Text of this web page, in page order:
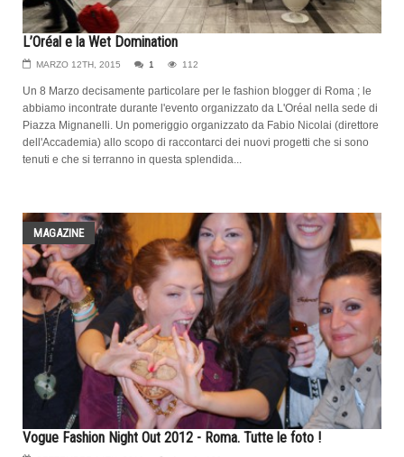
L’Oréal e la Wet Domination
MARZO 12TH, 2015 1 112
Un 8 Marzo decisamente particolare per le fashion blogger di Roma ; le
abbiamo incontrate durante l'evento organizzato da L'Oréal nella sede di
Piazza Mignanelli. Un pomeriggio organizzato da Fabio Nicolai (direttore
dell'Accademia) allo scopo di raccontarci dei nuovi progetti che si sono
tenuti e che si terranno in questa splendida...
MAGAZINE
Vogue Fashion Night Out 2012 - Roma. Tutte le foto !